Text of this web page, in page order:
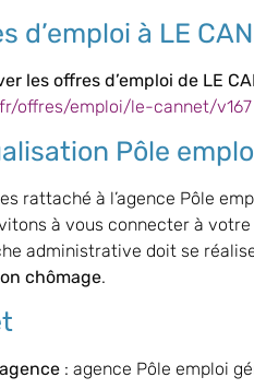
d’emploi à LE
les offres d’emploi de LE
offres/emploi/le-cannet/v167
Pôle
rattaché à l’agence Pôle
à vous connecter à votre
administrative doit se
chômage.
: agence Pôle emploi